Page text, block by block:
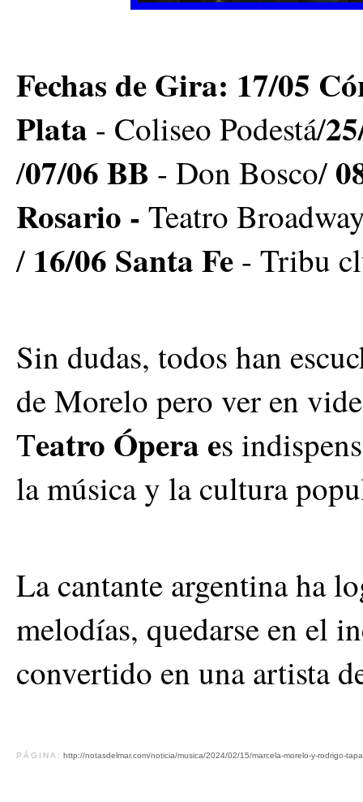
Fechas de Gira: 17/05
Plata - Coliseo Podestá/
/07/06 BB - Don Bosco/
Rosario - Teatro
/ 16/06 Santa Fe - Tribu
Sin dudas, todos han
de Morelo pero ver en
Teatro Ópera es
la música y la cultura
La cantante argentina ha
melodías, quedarse en el
convertido en una artista
PÁGINA: http://notasdelmar.com/noticia/musica/2024/02/15/marcela-morelo-y-rodrigo-